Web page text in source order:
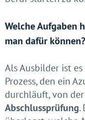
Welche Aufgaben
man dafür können?
Als Ausbilder ist
Prozess, den ein
durchläuft, von der
Abschlussprüfung.